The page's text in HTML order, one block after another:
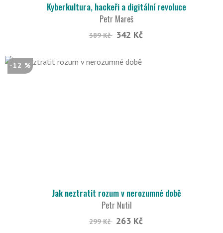
Kyberkultura, hackeři a digitální revoluce
Petr Mareš
389 Kč 342 Kč
-12 %
Jak neztratit rozum v nerozumné době
Petr Nutil
299 Kč 263 Kč